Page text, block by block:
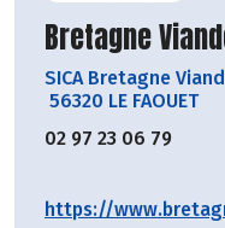
Découvrir le
Bretagne
SICA Bretagne
56320 LE FAOUET
02 97 23 06 79
https://